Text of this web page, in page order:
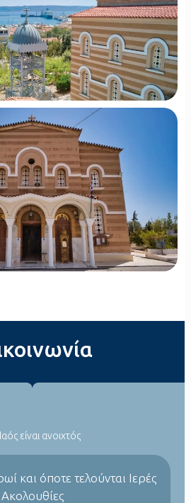
είναι ανοιχτός
και όποτε τελούνται Ιερές
Ακολουθίες